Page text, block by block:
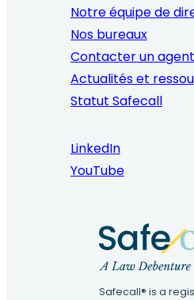
Notre équipe de
Nos bureaux
Contacter un agent
Actualités et
Statut Safecall
LinkedIn
YouTube
Safecall® is a